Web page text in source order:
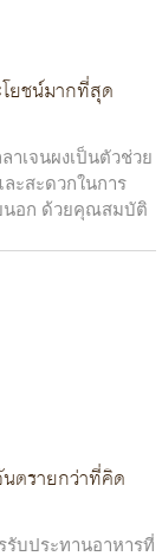
ยชน์มากที่สุด
าเจนผงเป็นตัวช่วย
ะสะดวกในการ
นอก ด้วยคุณสมบัติ
ตรายกว่าที่คิด
รับประทานอาหารที่